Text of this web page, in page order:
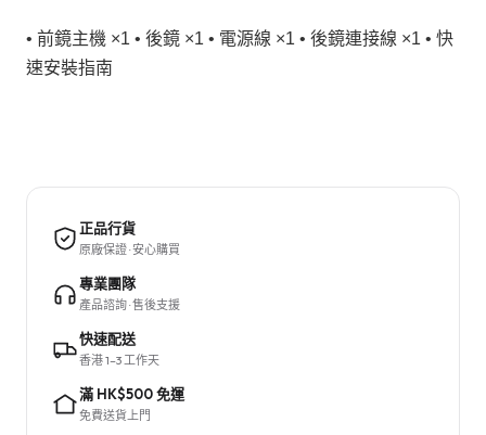
• 前鏡主機 ×1 • 後鏡 ×1 • 電源線 ×1 • 後鏡連接線 ×1 • 快
速安裝指南
正品行貨
原廠保證 · 安心購買
專業團隊
產品諮詢 · 售後支援
快速配送
香港 1–3 工作天
滿 HK$500 免運
免費送貨上門